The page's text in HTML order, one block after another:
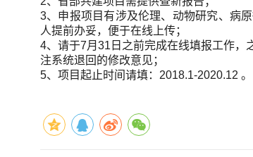
3、申报项目有涉及伦理、动物研究、病
人提前办妥，便于在线上传；
4、请于7月31日之前完成在线填报工作，
注系统退回的修改意见；
5、项目起止时间请填：2018.1-2020.12 。